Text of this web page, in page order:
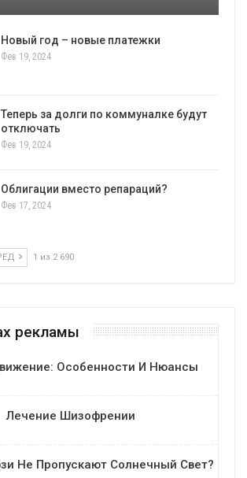
Новый год – новые платежки
Фев 19, 2024
Теперь за долги по коммуналке будут
отключать
Фев 19, 2024
Облигации вместо репараций?
Фев 17, 2024
1 из 2 690
рекламы
Особенности И Нюансы
Лечение Шизофрении
Не Пропускают Солнечный Свет?